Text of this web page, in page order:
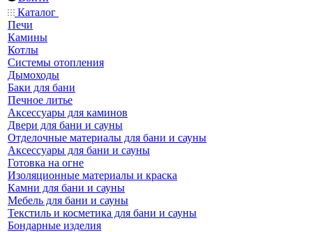
Каталог
Печи
Камины
Котлы
Системы отопления
Дымоходы
Баки для бани
Печное литье
Аксессуары для каминов
Двери для бани и сауны
Отделочные материалы для бани и сауны
Аксессуары для бани и сауны
Готовка на огне
Изоляционные материалы и краска
Камни для бани и сауны
Мебель для бани и сауны
Текстиль и косметика для бани и сауны
Бондарные изделия